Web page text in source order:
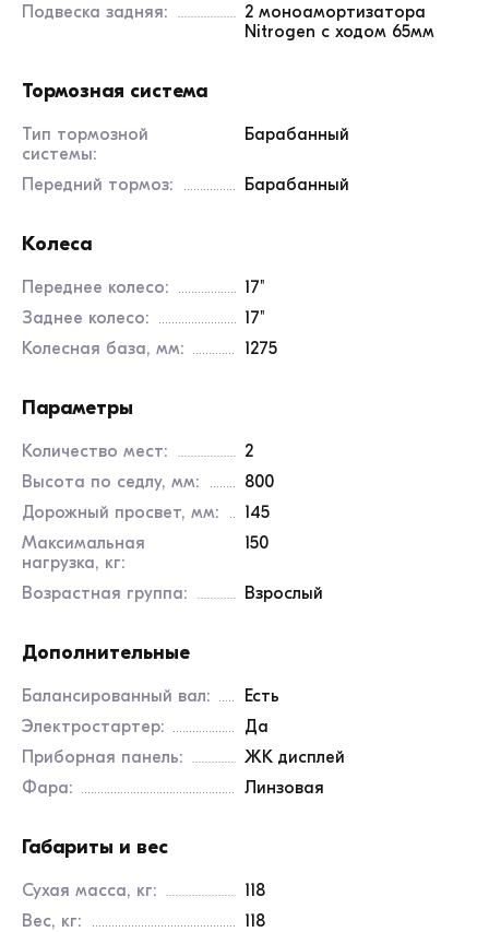
Подвеска задняя:
2 моноамортизатора
Nitrogen c ходом 65мм
Тормозная система
Тип тормозной
системы:
Барабанный
Передний тормоз: Барабанный
Колеса
Переднее колесо:
17"
Заднее колесо:
17"
Колесная база, мм:
1275
Параметры
Количество мест:
2
Высота по седлу, мм:
800
Дорожный просвет, мм:
145
Максимальная
нагрузка, кг:
150
Возрастная группа: Взрослый
Дополнительные
Балансированный вал:
есть
Электростартер:
Да
Приборная панель:
ЖК дисплей
Фара:
Линзовая
Габариты и вес
Сухая масса, кг:
118
Вес, кг:
118